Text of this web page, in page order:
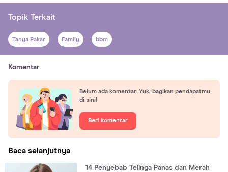
Topik Terkait
Tanya Pakar Family bbm
Komentar
Belum ada komentar. Yuk, bagikan pendapatmu
di sini!
Beri komentar
Baca selanjutnya
14 Penyebab Telinga Panas dan Merah